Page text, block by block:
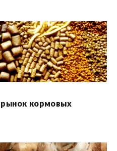
кормовых